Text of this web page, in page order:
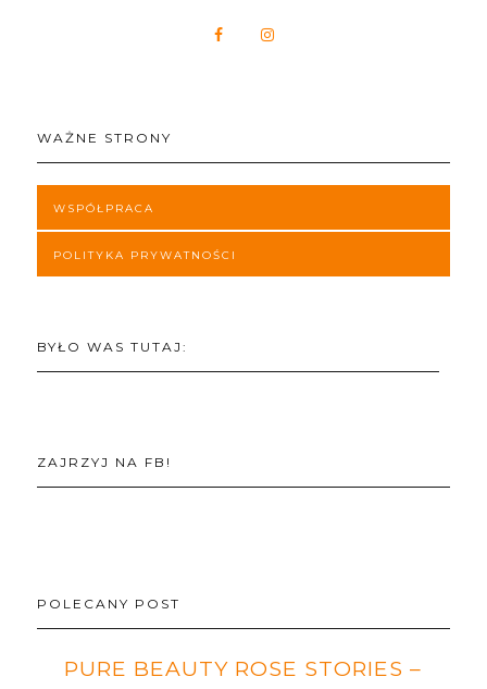
WAŻNE STRONY
WSPÓŁPRACA
POLITYKA PRYWATNOŚCI
BYŁO WAS TUTAJ:
ZAJRZYJ NA FB!
POLECANY POST
PURE BEAUTY ROSE STORIES –